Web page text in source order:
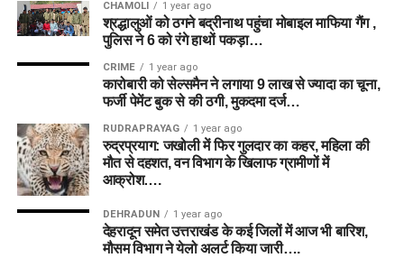
CHAMOLI 1 year ago
श्रद्धालुओं को ठगने बद्रीनाथ पहुंचा मोबाइल माफिया गैंग ,
पुलिस ने 6 को रंगे हाथों पकड़ा…
CRIME 1 year ago
कारोबारी को सेल्समैन ने लगाया 9 लाख से ज्यादा का चूना,
फर्जी पेमेंट बुक से की ठगी, मुकदमा दर्ज…
RUDRAPRAYAG 1 year ago
रुद्रप्रयाग: जखोली में फिर गुलदार का कहर, महिला की
मौत से दहशत, वन विभाग के खिलाफ ग्रामीणों में
आक्रोश….
DEHRADUN 1 year ago
देहरादून समेत उत्तराखंड के कई जिलों में आज भी बारिश,
मौसम विभाग ने येलो अलर्ट किया जारी….